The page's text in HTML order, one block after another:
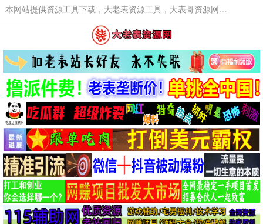
本网站提供资源工具下载，大老表资源工具，大表哥资源网软件工具，大老表资源下载，活动线报福利资源分享,活动线报，大型网游经典游戏，网络热门技术游戏辅助交流与分享。